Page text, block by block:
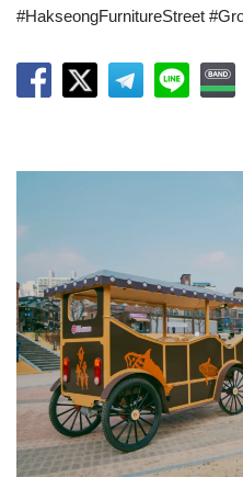
#HakseongFurnitureStreet